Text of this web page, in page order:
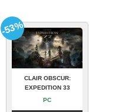
CLAIR OBSCUR:
EXPEDITION 33
PC
-53%